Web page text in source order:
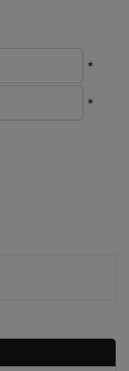
*
*